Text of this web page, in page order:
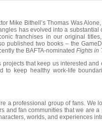
Mike Bithell’s Thomas Was
has evolved into a
franchises in our original
published two books – the
the BAFTA-nominated Fights in
that keep us interested
to keep healthy work-life
a professional group of fans.
and fan communities that we are
worlds, and experiences